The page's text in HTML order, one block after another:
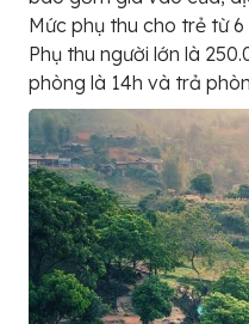
Mức phụ thu cho trẻ từ
Phụ thu người lớn là
phòng là 14h và trả